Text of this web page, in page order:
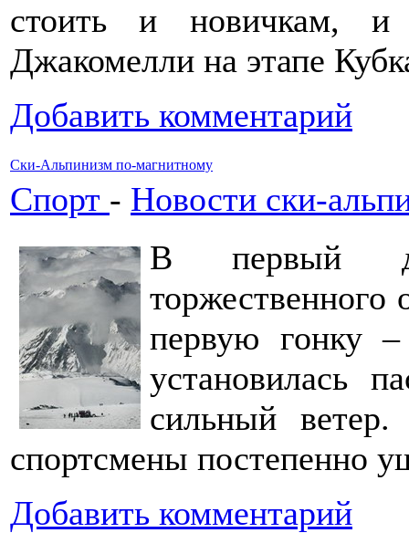
стоить и новичкам,
Джакомелли на этапе
Добавить комментарий
Ски-Альпинизм по-магнитному
Спорт - Новости ски-
В первый
торжественного
первую гонку
установилась
сильный
спортсмены постепенно
Добавить комментарий